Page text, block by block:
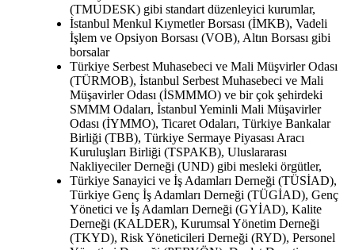
(TMUDESK) gibi standart düzenleyici kurumlar,
İstanbul Menkul Kıymetler Borsası (İMKB), Vadeli
İşlem ve Opsiyon Borsası (VOB), Altın Borsası gibi
borsalar
Türkiye Serbest Muhasebeci ve Mali Müşvirler Odası
(TÜRMOB), İstanbul Serbest Muhasebeci ve Mali
Müşavirler Odası (İSMMMO) ve bir çok şehirdeki
SMMM Odaları, İstanbul Yeminli Mali Müşavirler
Odası (İYMMO), Ticaret Odaları, Türkiye Bankalar
Birliği (TBB), Türkiye Sermaye Piyasası Aracı
Kuruluşları Birliği (TSPAKB), Uluslararası
Nakliyeciler Derneği (UND) gibi mesleki örgütler,
Türkiye Sanayici ve İş Adamları Derneği (TÜSİAD),
Türkiye Genç İş Adamları Derneği (TÜGİAD), Genç
Yönetici ve İş Adamları Derneği (GYİAD), Kalite
Derneği (KALDER), Kurumsal Yönetim Derneği
(TKYD), Risk Yöneticileri Derneği (RYD), Personel